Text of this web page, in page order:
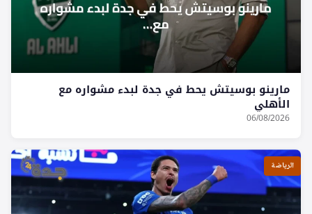
مارينو بوسيتش يحط في جدة لبدء مشواره مع
الأهلي
06/08/2026
الرياضة